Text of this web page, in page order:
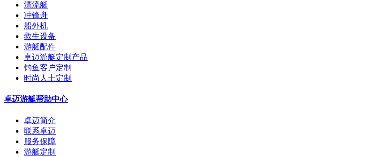
漂流艇
冲锋舟
船外机
救生设备
游艇配件
卓迈游艇定制产品
钓鱼客户定制
时尚人士定制
卓迈游艇帮助中心
卓迈简介
联系卓迈
服务保障
游艇定制